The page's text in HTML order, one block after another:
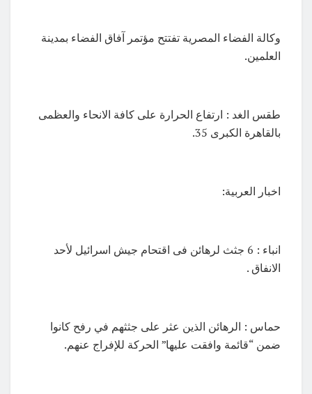
وكالة الفضاء المصرية تفتتح مؤتمر آفاق الفضاء بمدينة
العلمين.
طقس الغد : ارتفاع الحرارة على كافة الانحاء والعظمى
بالقاهرة الكبرى 35.
اخبار العربية:
انباء : 6 جثث لرهائن فى اقتحام جيش اسرائيل لأحد
الانفاق .
حماس : الرهائن الذين عثر على جثثهم في رفح كانوا
ضمن “قائمة وافقت عليها” الحركة للإفراج عنهم.